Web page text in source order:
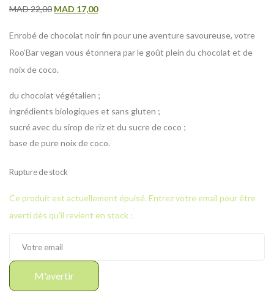
MAD22,00 MAD 17,00
Enrobé de chocolat noir fin pour une aventure savoureuse, votre
Roo’Bar vegan vous étonnera par le goût plein du chocolat et de
noix de coco.
du chocolat végétalien ;
ingrédients biologiques et sans gluten ;
sucré avec du sirop de riz et du sucre de coco ;
base de pure noix de coco.
Rupture de stock
Ce produit est actuellement épuisé. Entrez votre email pour être
averti dès qu'il revient en stock :
M'avertir